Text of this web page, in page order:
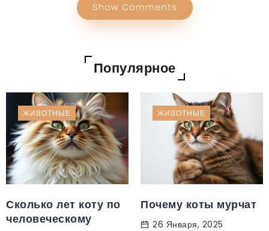
Show Comments
Популярное
ЖИВОТНЫЕ
Сколько лет коту по
человеческому
ЖИВОТНЫЕ
Почему коты мурчат
26 Января, 2025